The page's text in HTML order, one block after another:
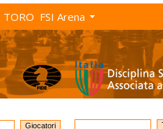
TORO FSI Arena